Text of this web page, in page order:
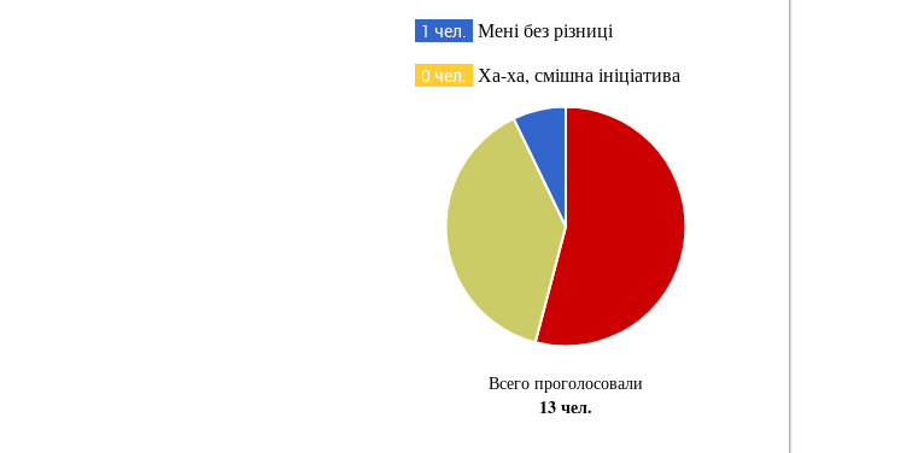
1 чел. Мені без різниці
0 чел. Ха-ха, смішна ініціатива
Всего проголосовали
13 чел.